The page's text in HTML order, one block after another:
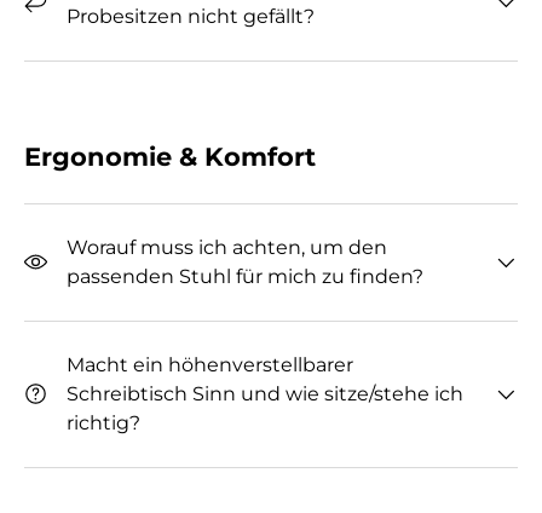
Probesitzen nicht gefällt?
Ergonomie & Komfort
Worauf muss ich achten, um den
passenden Stuhl für mich zu finden?
Macht ein höhenverstellbarer
Schreibtisch Sinn und wie sitze/stehe ich
richtig?